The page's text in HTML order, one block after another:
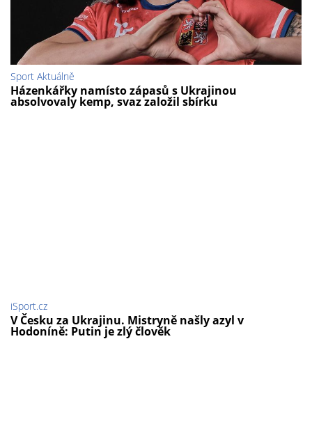
Sport Aktuálně
Házenkářky namísto zápasů s Ukrajinou
absolvovaly kemp, svaz založil sbírku
iSport.cz
V Česku za Ukrajinu. Mistryně našly azyl v
Hodoníně: Putin je zlý člověk